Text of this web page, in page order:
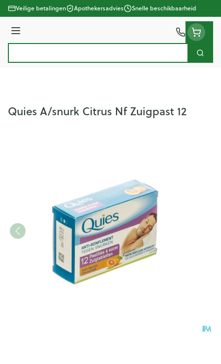
Ga naar de inhoud
Veilige betalingen Apothekersadvies Snelle beschikbaarheid
Menu
Zoek
Quies A/snurk Citrus Nf Zuigpast 12